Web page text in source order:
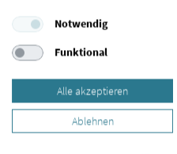
Arzt empfehlen
Notwendig
Funktional
Alle akzeptieren
Ablehnen